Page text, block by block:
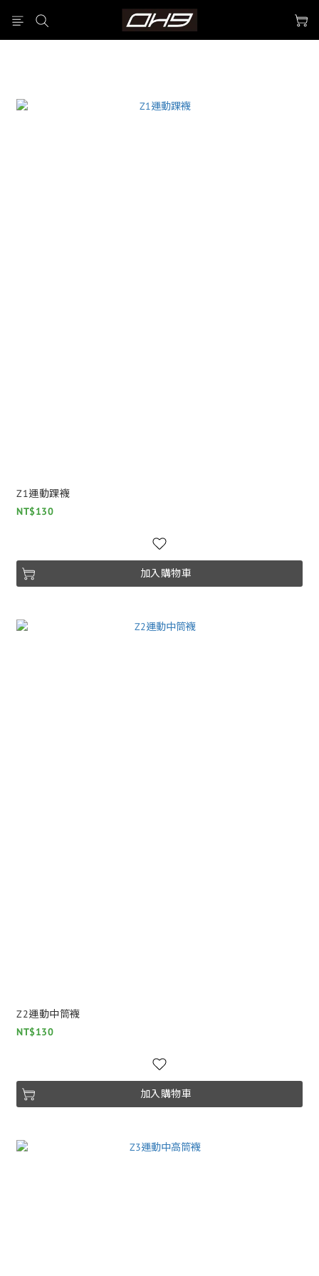
Z1運動踝襪
NT$130
加入購物車
Z2運動中筒襪
NT$130
加入購物車